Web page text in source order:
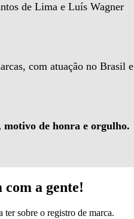
de Lima e Luís Wagner
com atuação no Brasil e
motivo de honra e orgulho.
a gente!
ter sobre o registro de marca.